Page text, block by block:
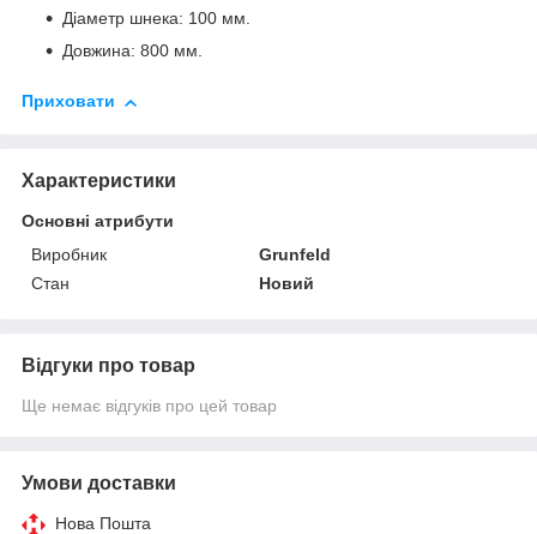
Діаметр шнека: 100 мм.
Довжина: 800 мм.
Приховати
Характеристики
Основні атрибути
Виробник
Grunfeld
Стан
Новий
Відгуки про товар
Ще немає відгуків про цей товар
Умови доставки
Нова Пошта